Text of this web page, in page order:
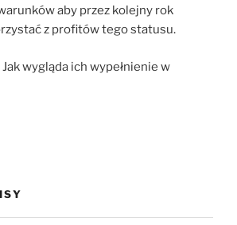
aby przez kolejny rok
z profitów tego statusu.
wygląda ich wypełnienie w